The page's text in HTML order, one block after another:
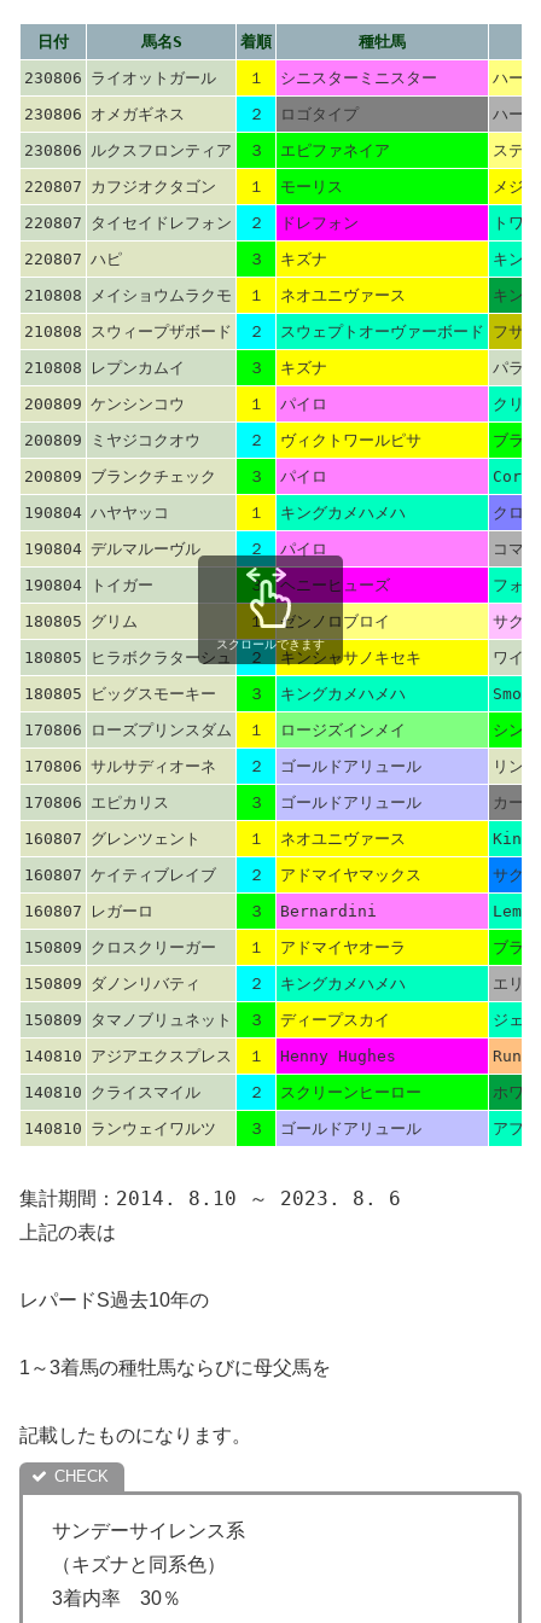
日付 馬名S 着順
種牡馬
230806 ライオットガール １ シニスターミニスター
ハー
230806 オメガギネス ２ ロゴタイプ
ハー
230806 ルクスフロンティア ３ エピファネイア
ステ
220807 カフジオクタゴン １ モーリス
メジ
220807
タイセイドレフォン ２ ドレフォン
トワ
220807 ハピ ３ キズナ
キン
210808
メイショウムラクモ １ ネオユニヴァース
キン
210808 スウィープザボード ２ スウェプトオーヴァーボード フサ
210808
レプンカムイ ３ キズナ
パラ
200809 ケンシンコウ １ パイロ
クリ
200809
ミヤジコクオウ ２ ヴィクトワールピサ
ブラ
200809 ブランクチェック ３ パイロ
190804 ハヤヤッコ １ キングカメハメハ
クロ
190804 デルマルーヴル ２ パイロ
コマ
190804
トイガー ３ ヘニーヒューズ
フォ
180805 グリム １ ゼンノロブロイ
サク
180805
ヒラボクラターシュ ２ キンシャサノキセキ
ワイ
180805
ビッグスモーキー ３ キングカメハメハ
170806
ローズプリンスダム １ ロージズインメイ
シン
170806 サルサディオーネ ２ ゴールドアリュール
リン
170806 エピカリス ３ ゴールドアリュール
カー
160807 グレンツェント １ ネオユニヴァース
160807 ケイティブレイブ ２ アドマイヤマックス
サク
160807
レガーロ ３ Bernardini
150809 クロスクリーガー １ アドマイヤオーラ
ブラ
150809 ダノンリバティ ２ キングカメハメハ
エリ
150809
タマノブリュネット ３ ディープスカイ
ジェ
140810 アジアエクスプレス １ Henny Hughes
140810 クライスマイル ２ スクリーンヒーロー
ホワ
140810 ランウェイワルツ ３ ゴールドアリュール アフ
スクロールできます
集計期間：2014. 8.10 ～ 2023. 8. 6
上記の表は
レパードS過去10年の
1～3着馬の種牡馬ならびに母父馬を
記載したものになります。
サンデーサイレンス系
（キズナと同系色）
3着内率 30％